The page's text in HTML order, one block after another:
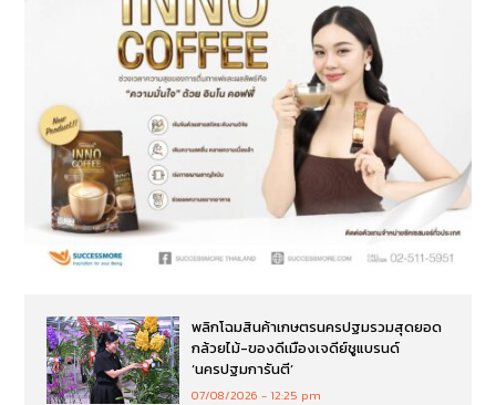
พลิกโฉมสินค้าเกษตรนครปฐมรวมสุดยอด
กล้วยไม้-ของดีเมืองเจดีย์ชูแบรนด์
‘นครปฐมการันตี’
07/08/2026 12:25 pm